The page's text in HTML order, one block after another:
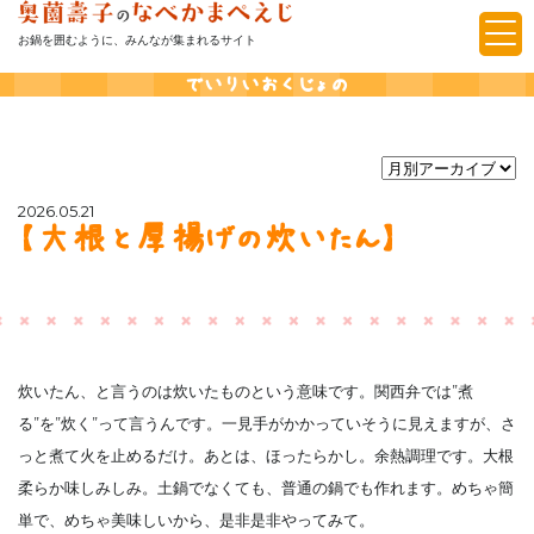
お鍋を囲むように、みんなが集まれるサイト
でいりいおくじょの
2026.05.21
【大根と厚揚げの炊いたん】
炊いたん、と言うのは炊いたものという意味です。関西弁では”煮
る”を”炊く”って言うんです。一見手がかかっていそうに見えますが、さ
っと煮て火を止めるだけ。あとは、ほったらかし。余熱調理です。大根
柔らか味しみしみ。土鍋でなくても、普通の鍋でも作れます。めちゃ簡
単で、めちゃ美味しいから、是非是非やってみて。